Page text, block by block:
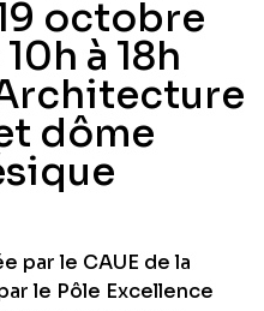
octobre
à 18h
dôme
par le CAUE de la
le Pôle Excellence